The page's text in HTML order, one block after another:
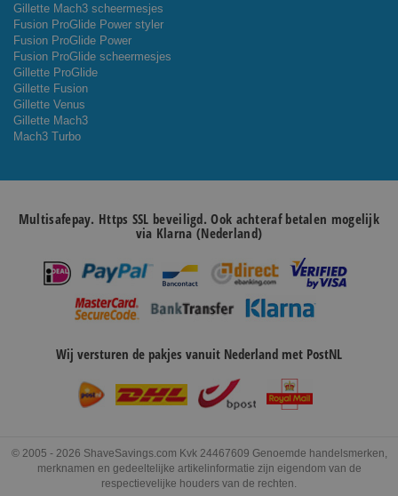
Gillette Mach3 scheermesjes
Fusion ProGlide Power styler
Fusion ProGlide Power
Fusion ProGlide scheermesjes
Gillette ProGlide
Gillette Fusion
Gillette Venus
Gillette Mach3
Mach3 Turbo
Multisafepay. Https SSL beveiligd. Ook achteraf betalen mogelijk
via Klarna (Nederland)
Wij versturen de pakjes vanuit Nederland met PostNL
© 2005 - 2026 ShaveSavings.com Kvk 24467609 Genoemde handelsmerken,
merknamen en gedeeltelijke artikelinformatie zijn eigendom van de
respectievelijke houders van de rechten.